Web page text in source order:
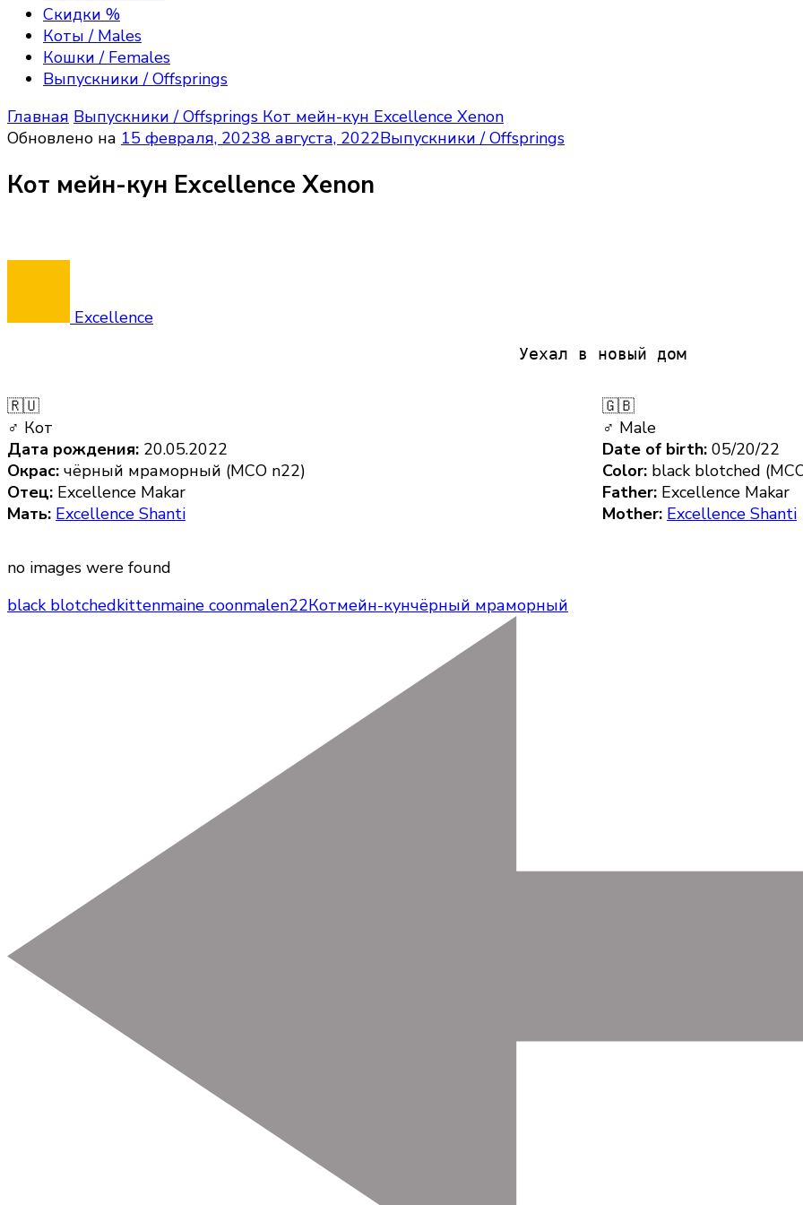
Скидки %
Коты / Males
Кошки / Females
Выпускники / Offsprings
Главная Выпускники / Offsprings Кот мейн-кун Excellence Xenon
Обновлено на 15 февраля, 20238 августа, 2022Выпускники / Offsprings
Кот мейн-кун Excellence Xenon
Excellence
Уехал в новый дом
🇷🇺
♂ Кот
Дата рождения: 20.05.2022
Окрас: чёрный мраморный (MCO n22)
Отец: Excellence Makar
Мать: Excellence Shanti
🇬🇧
♂ Male
Date of birth: 05/20/22
Color: black blotched
Father: Excellence Makar
Mother: Excellence Shanti
no images were found
black blotchedkittenmaine coonmalen22Котмейн-кунчёрный мраморный